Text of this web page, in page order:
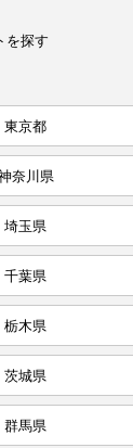
を探す
東京都
奈川県
埼玉県
千葉県
栃木県
茨城県
群馬県